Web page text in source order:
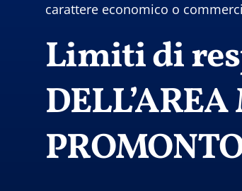
carattere economico o
Limiti di